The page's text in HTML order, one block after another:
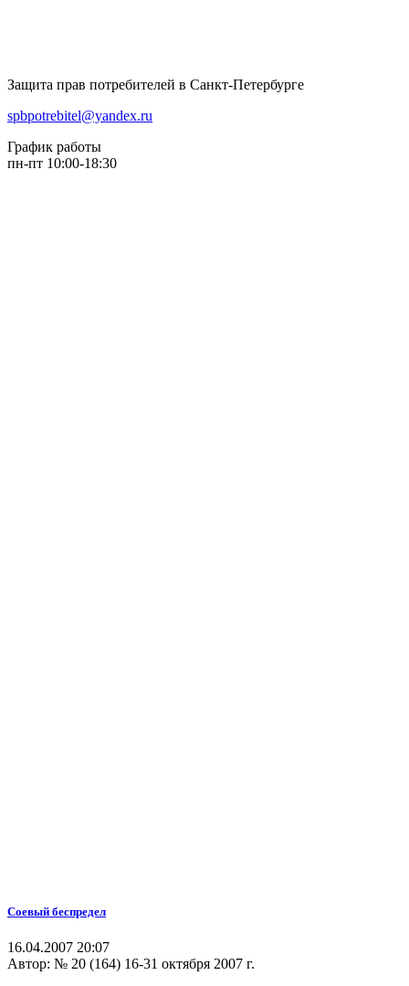
Защита прав потребителей в Санкт-Петербурге
spbpotrebitel@yandex.ru
График работы
пн-пт 10:00-18:30
Соевый беспредел
16.04.2007 20:07
Автор: № 20 (164) 16-31 октября 2007 г.